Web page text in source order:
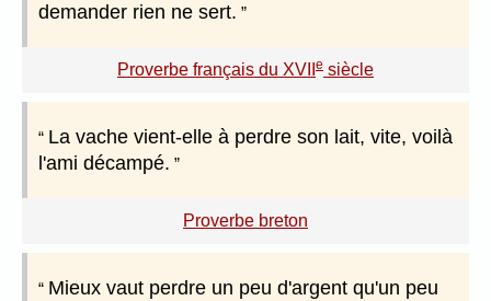
demander rien ne sert.
Proverbe français du XVII e siècle
La vache vient-elle à perdre son lait, vite, voilà
l'ami décampé.
Proverbe breton
Mieux vaut perdre un peu d'argent qu'un peu